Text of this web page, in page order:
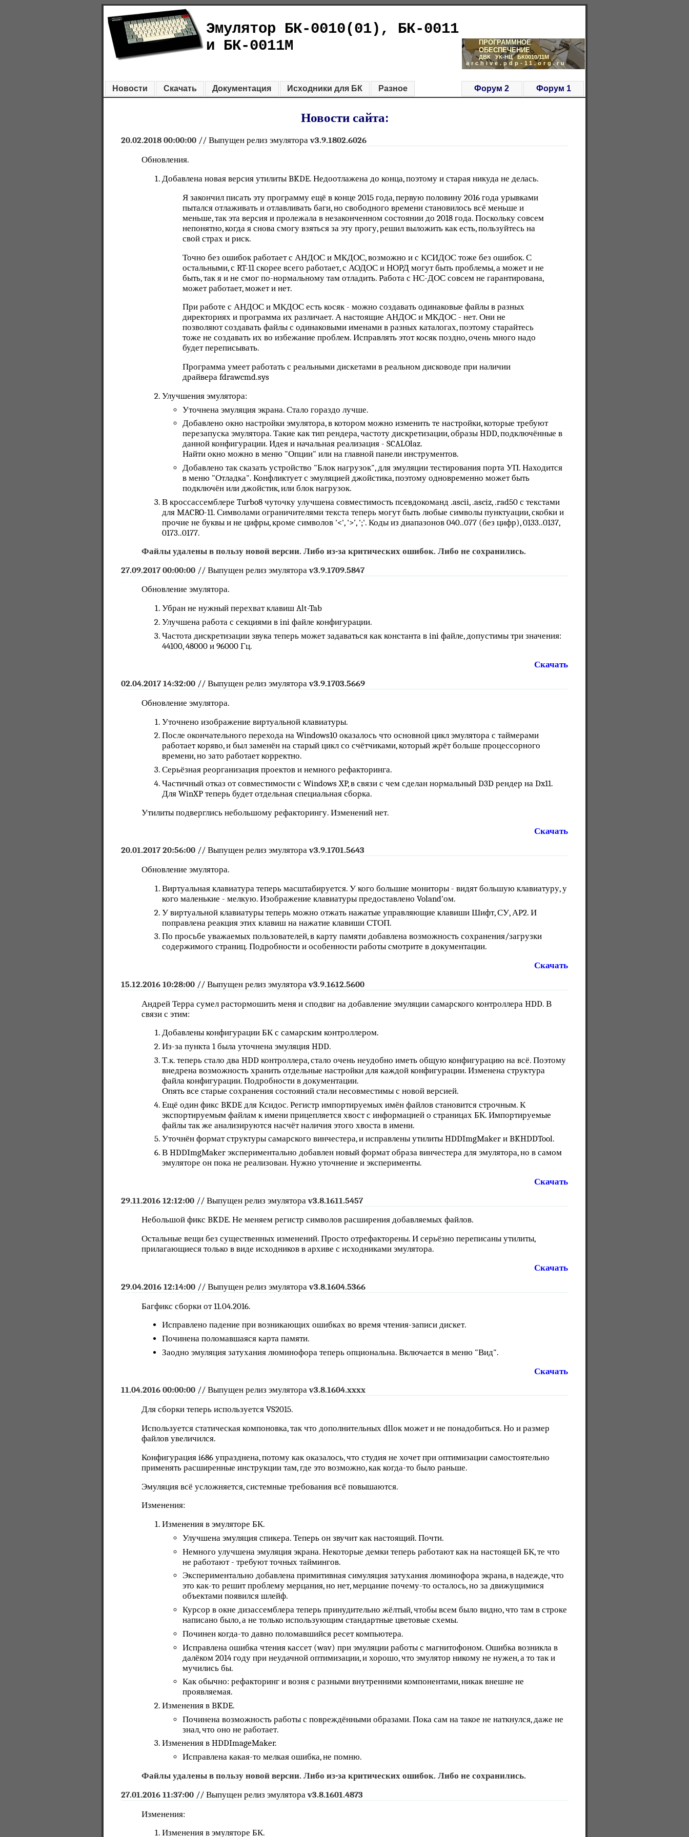
Эмулятор БК-0010(01), БК-0011
и БК-0011М
ПРОГРАММНОЕ
ОБЕСПЕЧЕНИЕ
ДВК УК-НЦ БК0010/11М
archive.pdp-11.org.ru
Новости Скачать Документация Исходники для БК Разное Форум 1
Форум 2
Новости сайта:
20.02.2018 00:00:00 // Выпущен релиз эмулятораv3.9.1802.6026
Обновления.
Добавлена новая версия утилиты BKDE. Недоотлажена до конца, поэтому и старая никуда не делась.
Я закончил писать эту программу ещё в конце 2015 года, первую половину 2016 года урывками
пытался отлаживать и отлавливать баги, но свободного времени становилось всё меньше и
меньше, так эта версия и пролежала в незаконченном состоянии до 2018 года. Поскольку совсем
непонятно, когда я снова смогу взяться за эту прогу, решил выложить как есть, пользуйтесь на
свой страх и риск.
Точно без ошибок работает с АНДОС и МКДОС, возможно и с КСИДОС тоже без ошибок. С
остальными, с RT-11 скорее всего работает, с АОДОС и НОРД могут быть проблемы, а может и не
быть, так я и не смог по-нормальному там отладить. Работа с НС-ДОС совсем не гарантирована,
может работает, может и нет.
При работе с АНДОС и МКДОС есть косяк - можно создавать одинаковые файлы в разных
директориях и программа их различает. А настоящие АНДОС и МКДОС - нет. Они не
позволяют создавать файлы с одинаковыми именами в разных каталогах, поэтому старайтесь
тоже не создавать их во избежание проблем. Исправлять этот косяк поздно, очень много надо
будет переписывать.
Программа умеет работать с реальными дискетами в реальном дисководе при наличии
драйвера fdrawcmd.sys
Улучшения эмулятора:
Уточнена эмуляция экрана. Стало гораздо лучше.
Добавлено окно настройки эмулятора, в котором можно изменить те настройки, которые требуют
перезапуска эмулятора. Такие как тип рендера, частоту дискретизации, образы HDD, подключённые в
данной конфигурации. Идея и начальная реализация - SCALOlaz.
Найти окно можно в меню "Опции" или на главной панели инструментов.
Добавлено так сказать устройство "Блок нагрузок", для эмуляции тестирования порта УП. Находится
в меню "Отладка". Конфликтует с эмуляцией джойстика, поэтому одновременно может быть
подключён или джойстик, или блок нагрузок.
В кроссассемблере Turbo8 чуточку улучшена совместимость псевдокоманд .ascii, .asciz, .rad50 с текстами
для MACRO-11. Символами ограничителями текста теперь могут быть любые символы пунктуации, скобки и
прочие не буквы и не цифры, кроме символов '<', '>', ';'. Коды из диапазонов 040..077 (без цифр), 0133..0137,
0173..0177.
Файлы удалены в пользу новой версии. Либо из-за критических ошибок. Либо не сохранились.
27.09.2017 00:00:00 // Выпущен релиз эмулятораv3.9.1709.5847
Обновление эмулятора.
Убран не нужный перехват клавиш Alt-Tab
Улучшена работа с секциями в ini файле конфигурации.
Частота дискретизации звука теперь может задаваться как константа в ini файле, допустимы три значения:
44100, 48000 и 96000 Гц.
Скачать
02.04.2017 14:32:00 // Выпущен релиз эмулятораv3.9.1703.5669
Обновление эмулятора.
Уточнено изображение виртуальной клавиатуры.
После окончательного перехода на Windows10 оказалось что основной цикл эмулятора с таймерами
работает коряво, и был заменён на старый цикл со счётчиками, который жрёт больше процессорного
времени, но зато работает корректно.
Серьёзная реорганизация проектов и немного рефакторинга.
Частичный отказ от совместимости с Windows XP, в связи с чем сделан нормальный D3D рендер на Dx11.
Для WinXP теперь будет отдельная специальная сборка.
Утилиты подверглись небольшому рефакторингу. Изменений нет.
Скачать
20.01.2017 20:56:00 // Выпущен релиз эмулятораv3.9.1701.5643
Обновление эмулятора.
Виртуальная клавиатура теперь масштабируется. У кого большие мониторы - видят большую клавиатуру, у
кого маленькие - мелкую. Изображение клавиатуры предоставлено Voland'ом.
У виртуальной клавиатуры теперь можно отжать нажатые управляющие клавиши Шифт, СУ, АР2. И
поправлена реакция этих клавиш на нажатие клавиши СТОП.
По просьбе уважаемых пользователей, в карту памяти добавлена возможность сохранения/загрузки
содержимого страниц. Подробности и особенности работы смотрите в документации.
Скачать
15.12.2016 10:28:00 // Выпущен релиз эмулятораv3.9.1612.5600
Андрей Терра сумел растормошить меня и сподвиг на добавление эмуляции самарского контроллера HDD. В
связи с этим:
Добавлены конфигурации БК с самарским контроллером.
Из-за пункта 1 была уточнена эмуляция HDD.
Т.к. теперь стало два HDD контроллера, стало очень неудобно иметь общую конфигурацию на всё. Поэтому
внедрена возможность хранить отдельные настройки для каждой конфигурации. Изменена структура
файла конфигурации. Подробности в документации.
Опять все старые сохранения состояний стали несовместимы с новой версией.
Ещё один фикс BKDE для Ксидос. Регистр импортируемых имён файлов становится строчным. К
экспортируемым файлам к имени прицепляется хвост с информацией о страницах БК. Импортируемые
файлы так же анализируются насчёт наличия этого хвоста в имени.
Уточнён формат структуры самарского винчестера, и исправлены утилиты HDDImgMakеr и BKHDDTool.
В HDDImgMakеr экспериментально добавлен новый формат образа винчестера для эмулятора, но в самом
эмуляторе он пока не реализован. Нужно уточнение и эксперименты.
Скачать
29.11.2016 12:12:00 // Выпущен релиз эмулятораv3.8.1611.5457
Небольшой фикс BKDE. Не меняем регистр символов расширения добавляемых файлов.
Остальные вещи без существенных изменений. Просто отрефакторены. И серьёзно переписаны утилиты,
прилагающиеся только в виде исходников в архиве с исходниками эмулятора.
Скачать
29.04.2016 12:14:00 // Выпущен релиз эмулятораv3.8.1604.5366
Багфикс сборки от 11.04.2016.
Исправлено падение при возникающих ошибках во время чтения-записи дискет.
Починена поломавшаяся карта памяти.
Заодно эмуляция затухания люминофора теперь опциональна. Включается в меню "Вид".
Скачать
11.04.2016 00:00:00 // Выпущен релиз эмулятораv3.8.1604.xxxx
Для сборки теперь используется VS2015.
Используется статическая компоновка, так что дополнительных dllок может и не понадобиться. Но и размер
файлов увеличился.
Конфигурация i686 упразднена, потому как оказалось, что студия не хочет при оптимизации самостоятельно
применять расширенные инструкции там, где это возможно, как когда-то было раньше.
Эмуляция всё усложняется, системные требования всё повышаются.
Изменения:
Изменения в эмуляторе БК.
Улучшена эмуляция спикера. Теперь он звучит как настоящий. Почти.
Немного улучшена эмуляция экрана. Некоторые демки теперь работают как на настоящей БК, те что
не работают - требуют точных таймингов.
Экспериментально добавлена примитивная симуляция затухания люминофора экрана, в надежде, что
это как-то решит проблему мерцания, но нет, мерцание почему-то осталось, но за движущимися
объектами появился шлейф.
Курсор в окне дизассемблера теперь принудительно жёлтый, чтобы всем было видно, что там в строке
написано было, а не только использующим стандартные цветовые схемы.
Починен когда-то давно поломавшийся ресет компьютера.
Исправлена ошибка чтения кассет (wav) при эмуляции работы с магнитофоном. Ошибка возникла в
далёком 2014 году при неудачной оптимизации, и хорошо, что эмулятор никому не нужен, а то так и
мучились бы.
Как обычно: рефакторинг и возня с разными внутренними компонентами, никак внешне не
проявляемая.
Изменения в BKDE.
Починена возможность работы с повреждёнными образами. Пока сам на такое не наткнулся, даже не
знал, что оно не работает.
Изменения в HDDImageMaker.
Исправлена какая-то мелкая ошибка, не помню.
Файлы удалены в пользу новой версии. Либо из-за критических ошибок. Либо не сохранились.
27.01.2016 11:37:00 // Выпущен релиз эмулятораv3.8.1601.4873
Изменения:
Изменения в эмуляторе БК.